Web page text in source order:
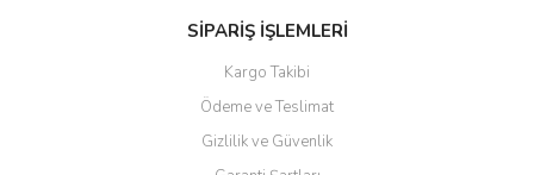
SİPARİŞ İŞLEMLERİ
Kargo Takibi
Ödeme ve Teslimat
Gizlilik ve Güvenlik